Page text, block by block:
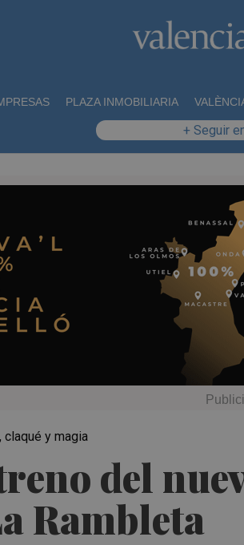
PLAZA INMOBILIARIA
+ Seguir
del
Rambleta
y magia